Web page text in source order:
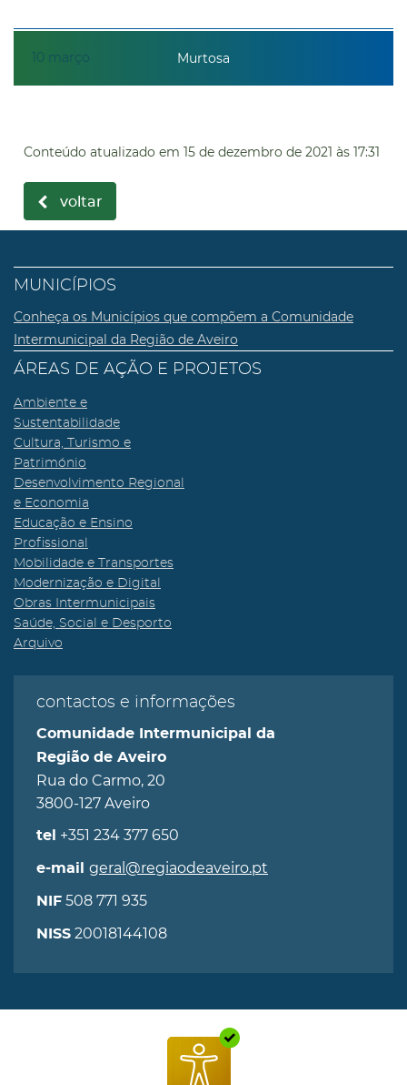
10 março Murtosa
Conteúdo atualizado em 15 de dezembro de 2021 às 17:31
voltar
MUNICÍPIOS
Conheça os Municípios que compõem a Comunidade
Intermunicipal da Região de Aveiro
ÁREAS DE AÇÃO E PROJETOS
Ambiente e
Sustentabilidade
Cultura, Turismo e
Património
Desenvolvimento Regional
e Economia
Educação e Ensino
Profissional
Mobilidade e Transportes
Modernização e Digital
Obras Intermunicipais
Saúde, Social e Desporto
Arquivo
contactos e informações
Comunidade Intermunicipal da
Região de Aveiro
Rua do Carmo, 20
3800-127 Aveiro
tel +351 234 377 650
e-mail geral@regiaodeaveiro.pt
NIF 508 771 935
NISS 20018144108